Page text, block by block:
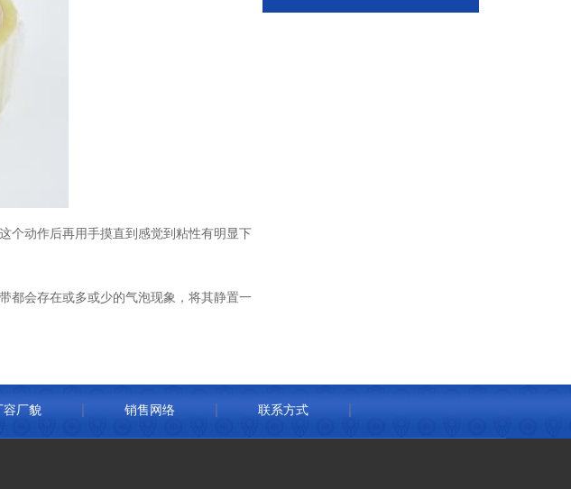
个动作后再用手摸直到感觉到粘性有明显下
都会存在或多或少的气泡现象，将其静置一
容厂貌 销售网络 联系方式